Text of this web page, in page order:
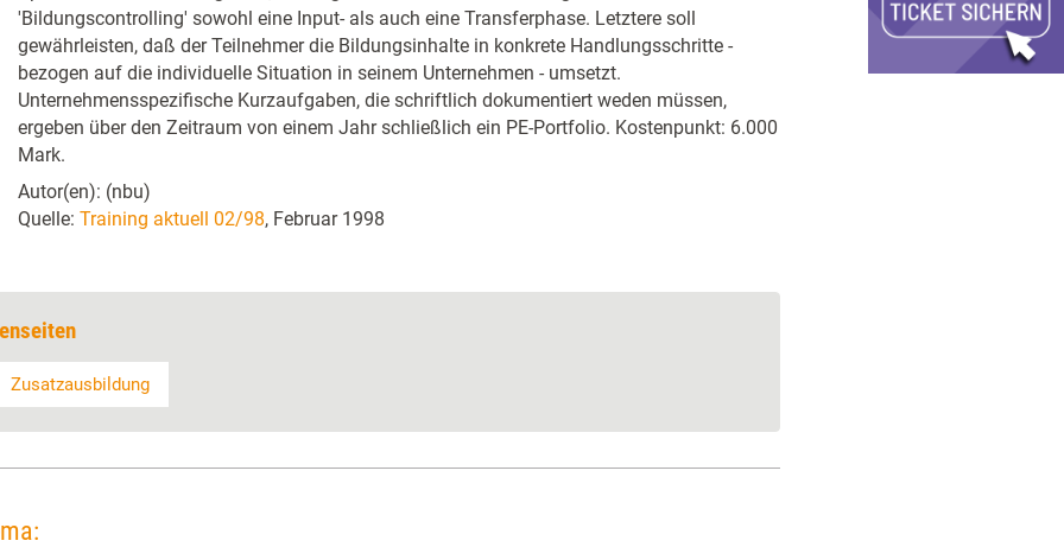
'Bildungscontrolling' sowohl eine Input- als auch eine Transferphase. Letztere soll
gewährleisten, daß der Teilnehmer die Bildungsinhalte in konkrete Handlungsschritte -
bezogen auf die individuelle Situation in seinem Unternehmen - umsetzt.
Unternehmensspezifische Kurzaufgaben, die schriftlich dokumentiert weden müssen,
ergeben über den Zeitraum von einem Jahr schließlich ein PE-Portfolio. Kostenpunkt: 6.000
Mark.
Autor(en): (nbu)
Quelle: Training aktuell 02/98, Februar 1998
Zusatzausbildung